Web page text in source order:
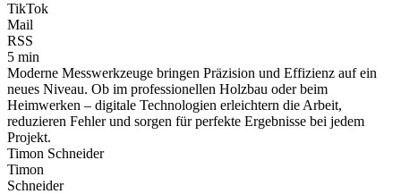
TikTok
Mail
RSS
5 min
Moderne Messwerkzeuge bringen Präzision und Effizienz auf ein
neues Niveau. Ob im professionellen Holzbau oder beim
Heimwerken – digitale Technologien erleichtern die Arbeit,
reduzieren Fehler und sorgen für perfekte Ergebnisse bei jedem
Projekt.
Timon Schneider
Timon
Schneider